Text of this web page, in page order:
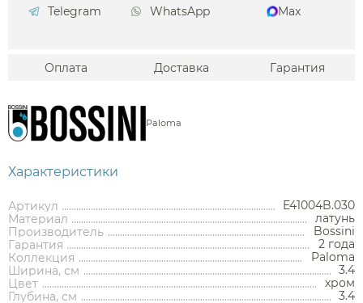
Аксессуары
Telegram
WhatsApp Max
Оплата Доставка Гарантия
Paloma
Характеристики
Артикул
E41004B.030
Материал
латунь
Производитель
Bossini
Гарантия
2 года
Коллекция
Paloma
Ширина, см
3.4
Цвет
хром
Глубина, см
3.4